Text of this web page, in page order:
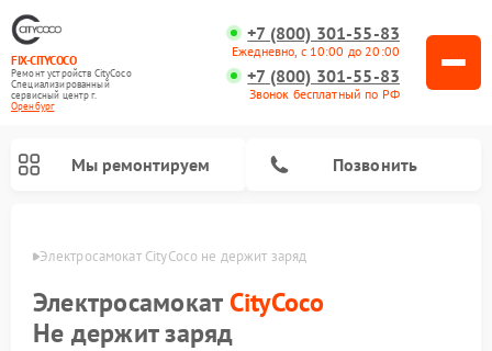
FIX-CITYCOCO
Ремонт устройств CityCoco
Специализированный
cервисный центр г.
Оренбург
+7 (800) 301-55-83
Ежедневно, с 10:00 до 20:00
+7 (800) 301-55-83
Звонок бесплатный по РФ
Мы ремонтируем Позвонить
Электросамокат CityCoco не держит заряд
Электросамокат CityCoco
Не держит заряд